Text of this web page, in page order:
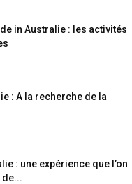
in Australie : les activités
: A la recherche de la
: une expérience que l’on